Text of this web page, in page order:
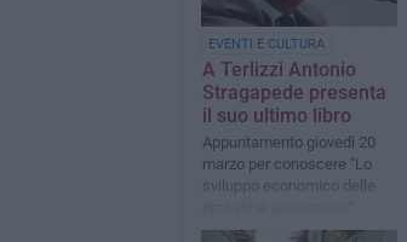
EVENTI E CULTURA
A Terlizzi Antonio
Stragapede presenta
il suo ultimo libro
Appuntamento giovedì 20
marzo per conoscere "Lo
sviluppo economico delle